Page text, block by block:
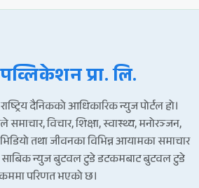
प्रा. लि.
दैनिकको आधिकारिक न्युज पोर्टल हो।
समाचार, विचार, शिक्षा, स्वास्थ्य, मनोरञ्जन,
तथा जीवनका विभिन्न आयामका समाचार
न्युज बुटवल टुडे डटकमबाट बुटवल टुडे
परिणत भएको छ।